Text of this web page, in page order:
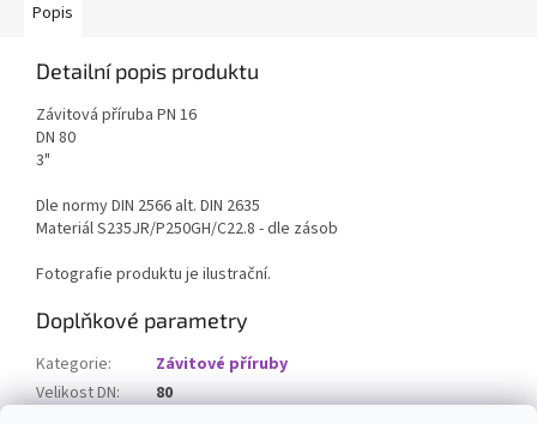
Popis
Detailní popis produktu
Závitová příruba PN 16
DN 80
3"
Dle normy DIN 2566 alt. DIN 2635
Materiál S235JR/P250GH/C22.8 - dle zásob
Fotografie produktu je ilustrační.
Doplňkové parametry
Kategorie:
Závitové příruby
Velikost DN:
80